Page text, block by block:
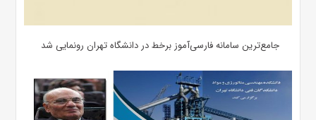
جامع‌ترین سامانه فارسی‌آموز برخط در دانشگاه تهران رونمایی شد